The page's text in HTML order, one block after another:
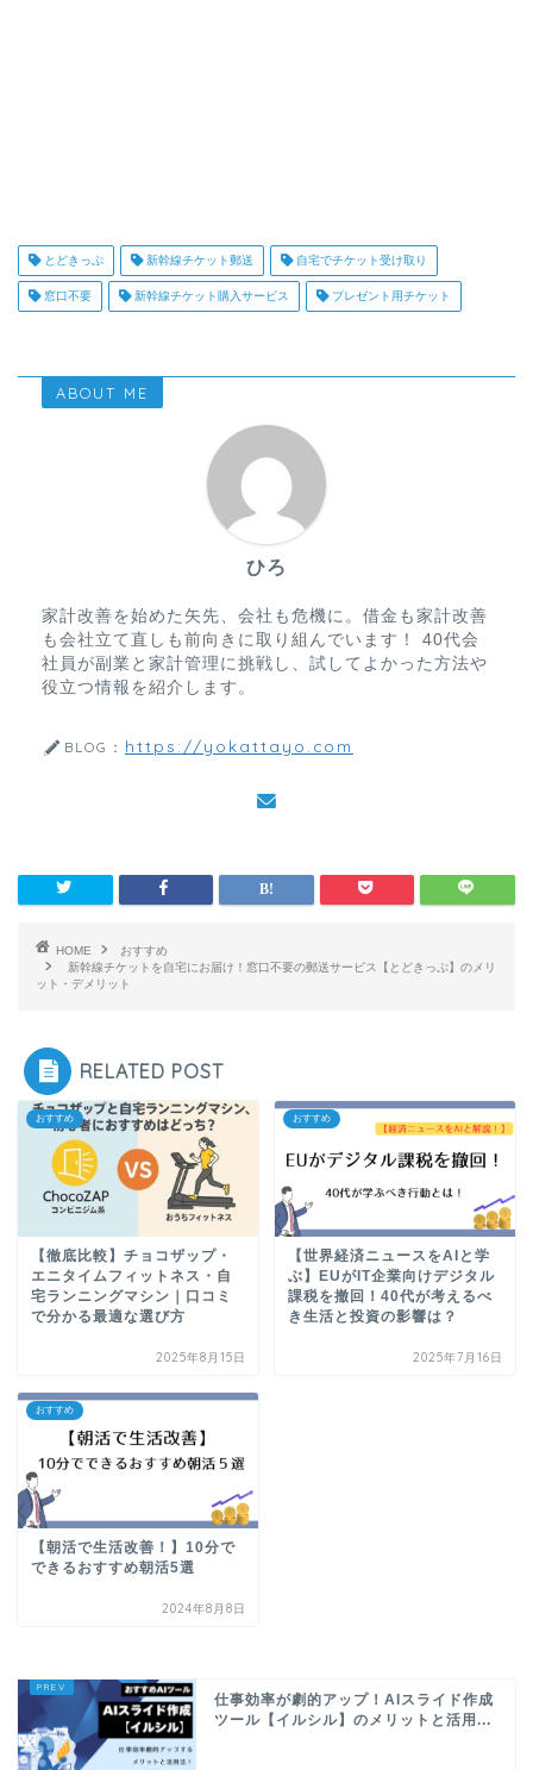
とどきっぷ 新幹線チケット郵送 自宅でチケット受け取り
窓口不要 新幹線チケット購入サービス プレゼント用チケット
ABOUT ME
ひろ
家計改善を始めた矢先、会社も危機に。借金も家計改善
も会社立て直しも前向きに取り組んでいます！ 40代会
社員が副業と家計管理に挑戦し、試してよかった方法や
役立つ情報を紹介します。
BLOG： https://yokattayo.com
HOME
おすすめ
新幹線チケットを自宅にお届け！窓口不要の郵送サービス【とどきっぷ】のメリ
ット・デメリット
RELATED POST
おすすめ
【徹底比較】チョコザップ・
エニタイムフィットネス・自
宅ランニングマシン｜口コミ
で分かる最適な選び方
2025年8月15日
おすすめ
【世界経済ニュースをAIと学
ぶ】EUがIT企業向けデジタル
課税を撤回！40代が考えるべ
き生活と投資の影響は？
2025年7月16日
おすすめ
【朝活で生活改善！】10分で
できるおすすめ朝活5選
2024年8月8日
仕事効率が劇的アップ！AIスライド作成
ツール【イルシル】のメリットと活用...